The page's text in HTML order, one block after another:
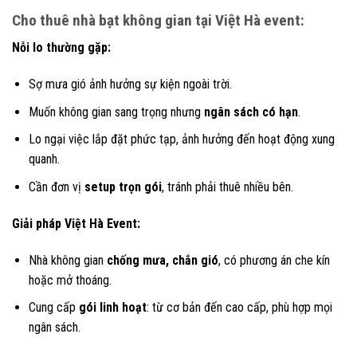
Cho thuê nhà bạt không gian tại Việt Hà event:
Nỗi lo thường gặp:
Sợ mưa gió ảnh hưởng sự kiện ngoài trời.
Muốn không gian sang trọng nhưng ngân sách có hạn.
Lo ngại việc lắp đặt phức tạp, ảnh hưởng đến hoạt động xung
quanh.
Cần đơn vị setup trọn gói, tránh phải thuê nhiều bên.
Giải pháp Việt Hà Event:
Nhà không gian chống mưa, chắn gió, có phương án che kín
hoặc mở thoáng.
Cung cấp gói linh hoạt: từ cơ bản đến cao cấp, phù hợp mọi
ngân sách.